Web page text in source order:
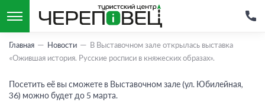
Главная Новости
В Выставочном зале открылась выставка
«Ожившая история. Русские росписи в княжеских образах».
Посетить её вы сможете в Выставочном зале (ул. Юбилейная,
36) можно будет до 5 марта.